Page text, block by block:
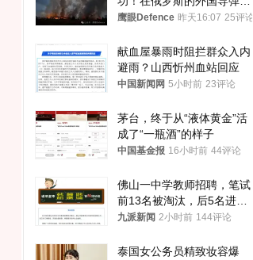
射车都是合法打击目标
鹰眼Defence 昨天16:07 25评论
献血屋暴雨时阻拦群众入内
避雨？山西忻州血站回应
中国新闻网 5小时前 23评论
茅台，终于从“液体黄金”活
成了“一瓶酒”的样子
中国基金报 16小时前 44评论
佛山一中学教师招聘，笔试
前13名被淘汰，后5名进体
检，被疑萝卜岗，官方通
九派新闻 2小时前 144评论
泰国女公务员精致妆容爆